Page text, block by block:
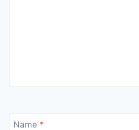
Name *